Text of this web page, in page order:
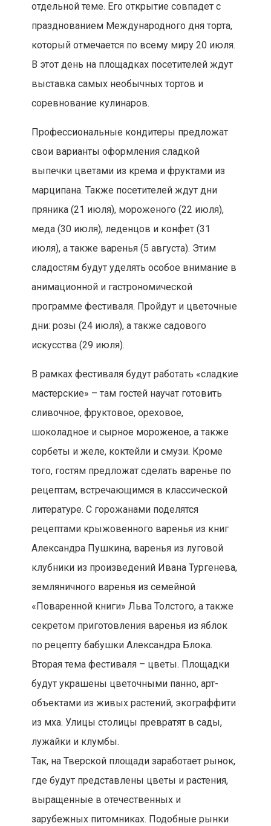
отдельной теме. Его открытие совпадет с
празднованием Международного дня торта,
который отмечается по всему миру 20 июля.
В этот день на площадках посетителей ждут
выставка самых необычных тортов и
соревнование кулинаров.
Профессиональные кондитеры предложат
свои варианты оформления сладкой
выпечки цветами из крема и фруктами из
марципана. Также посетителей ждут дни
пряника (21 июля), мороженого (22 июля),
меда (30 июля), леденцов и конфет (31
июля), а также варенья (5 августа). Этим
сладостям будут уделять особое внимание в
анимационной и гастрономической
программе фестиваля. Пройдут и цветочные
дни: розы (24 июля), а также садового
искусства (29 июля).
В рамках фестиваля будут работать «сладкие
мастерские» – там гостей научат готовить
сливочное, фруктовое, ореховое,
шоколадное и сырное мороженое, а также
сорбеты и желе, коктейли и смузи. Кроме
того, гостям предложат сделать варенье по
рецептам, встречающимся в классической
литературе. С горожанами поделятся
рецептами крыжовенного варенья из книг
Александра Пушкина, варенья из луговой
клубники из произведений Ивана Тургенева,
земляничного варенья из семейной
«Поваренной книги» Льва Толстого, а также
секретом приготовления варенья из яблок
по рецепту бабушки Александра Блока.
Вторая тема фестиваля – цветы. Площадки
будут украшены цветочными панно, арт-
объектами из живых растений, экограффити
из мха. Улицы столицы превратят в сады,
лужайки и клумбы.
Так, на Тверской площади заработает рынок,
где будут представлены цветы и растения,
выращенные в отечественных и
зарубежных питомниках. Подобные рынки